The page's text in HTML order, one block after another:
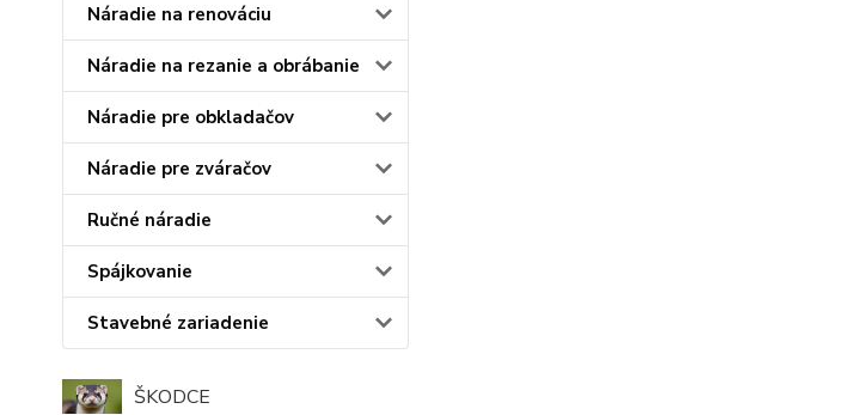
Náradie na renováciu
Náradie na rezanie a obrábanie
Náradie pre obkladačov
Náradie pre zváračov
Ručné náradie
Spájkovanie
Stavebné zariadenie
ŠKODCE